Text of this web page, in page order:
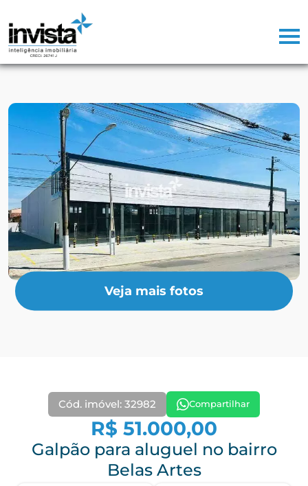
Veja mais fotos
Cód. imóvel: 32982 Compartilhar
R$ 51.000,00
Galpão para aluguel no bairro
Belas Artes